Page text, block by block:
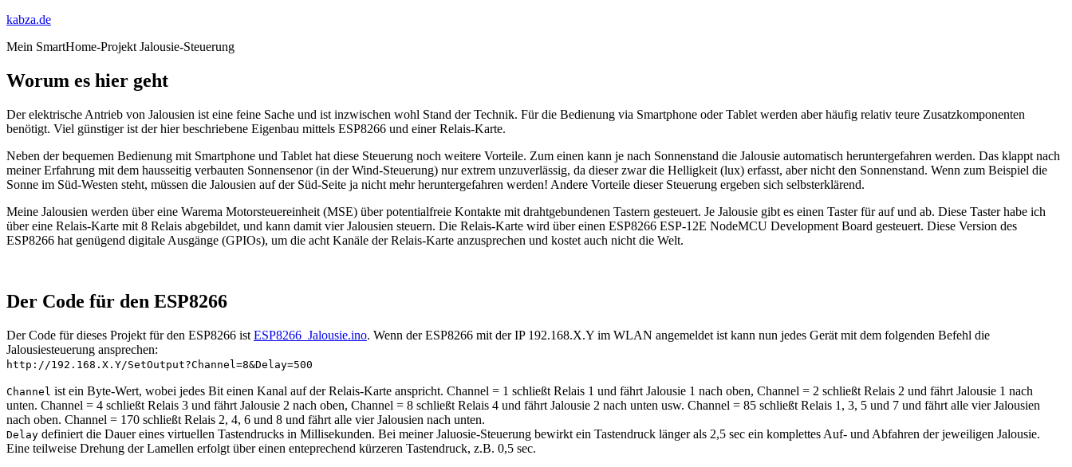
kabza.de
Mein SmartHome-Projekt Jalousie-Steuerung
Worum es hier geht
Der elektrische Antrieb von Jalousien ist eine feine Sache und ist inzwischen wohl Stand der Technik. Für die Bedienung via Smartphone oder Tablet werden aber häufig relativ teure Zusatzkomponenten
benötigt. Viel günstiger ist der hier beschriebene Eigenbau mittels ESP8266 und einer Relais-Karte.
Neben der bequemen Bedienung mit Smartphone und Tablet hat diese Steuerung noch weitere Vorteile. Zum einen kann je nach Sonnenstand die Jalousie automatisch heruntergefahren werden. Das klappt nach
meiner Erfahrung mit dem hausseitig verbauten Sonnensenor (in der Wind-Steuerung) nur extrem unzuverlässig, da dieser zwar die Helligkeit (lux) erfasst, aber nicht den Sonnenstand. Wenn zum Beispiel die
Sonne im Süd-Westen steht, müssen die Jalousien auf der Süd-Seite ja nicht mehr heruntergefahren werden! Andere Vorteile dieser Steuerung ergeben sich selbsterklärend.
Meine Jalousien werden über eine Warema Motorsteuereinheit (MSE) über potentialfreie Kontakte mit drahtgebundenen Tastern gesteuert. Je Jalousie gibt es einen Taster für auf und ab. Diese Taster habe ich
über eine Relais-Karte mit 8 Relais abgebildet, und kann damit vier Jalousien steuern. Die Relais-Karte wird über einen ESP8266 ESP-12E NodeMCU Development Board gesteuert. Diese Version des
ESP8266 hat genügend digitale Ausgänge (GPIOs), um die acht Kanäle der Relais-Karte anzusprechen und kostet auch nicht die Welt.
Der Code für den ESP8266
Der Code für dieses Projekt für den ESP8266 ist ESP8266_Jalousie.ino. Wenn der ESP8266 mit der IP 192.168.X.Y im WLAN angemeldet ist kann nun jedes Gerät mit dem folgenden Befehl die
Jalousiesteuerung ansprechen:
http://192.168.X.Y/SetOutput?Channel=8&Delay=500
Channel ist ein Byte-Wert, wobei jedes Bit einen Kanal auf der Relais-Karte anspricht. Channel = 1 schließt Relais 1 und fährt Jalousie 1 nach oben, Channel = 2 schließt Relais 2 und fährt Jalousie 1 nach
unten. Channel = 4 schließt Relais 3 und fährt Jalousie 2 nach oben, Channel = 8 schließt Relais 4 und fährt Jalousie 2 nach unten usw. Channel = 85 schließt Relais 1, 3, 5 und 7 und fährt alle vier Jalousien
nach oben. Channel = 170 schließt Relais 2, 4, 6 und 8 und fährt alle vier Jalousien nach unten.
Delay definiert die Dauer eines virtuellen Tastendrucks in Millisekunden. Bei meiner Jaluosie-Steuerung bewirkt ein Tastendruck länger als 2,5 sec ein komplettes Auf- und Abfahren der jeweiligen Jalousie.
Eine teilweise Drehung der Lamellen erfolgt über einen enteprechend kürzeren Tastendruck, z.B. 0,5 sec.